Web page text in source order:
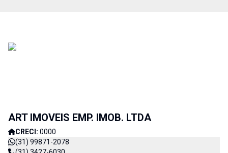
ART IMOVEIS EMP. IMOB. LTDA
CRECI: 0000
(31) 99871-2078